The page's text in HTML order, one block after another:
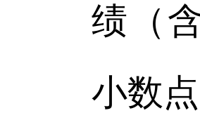
绩（
小数